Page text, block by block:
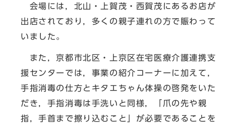
会場には，北山・上賀茂・西賀茂にあるお店が
出店されており，多くの親子連れの方で賑わって
いました。
また，京都市北区・上京区在宅医療介護連携支
援センターでは，事業の紹介コーナーに加えて，
手指消毒の仕方とキタエちゃん体操の啓発をいた
だき，手指消毒は手洗いと同様，「爪の先や親
指，手首まで擦り込むこと」が必要であることを